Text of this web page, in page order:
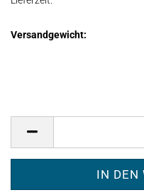
Versandgewicht: